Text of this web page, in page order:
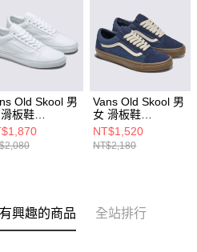
Old Skool 男
板鞋
Vans Old Skool 男
女 滑板鞋
VN0A2Z42NVY
NT$1,520
NT$2,180
興趣的商品 全站排行